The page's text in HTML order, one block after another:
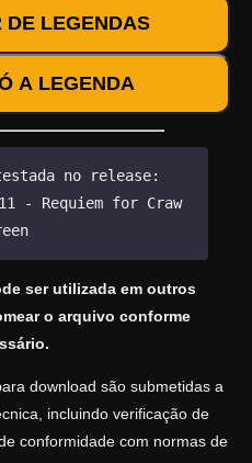
LEGENDAS
A LEGENDA
no release:
- Requiem for Craw
ser utilizada em outros
o arquivo conforme
download são submetidas a
incluindo verificação de
conformidade com normas de